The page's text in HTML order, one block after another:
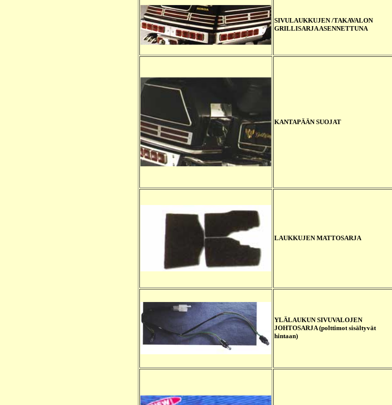
SIVULAUKKUJEN /TAKAVALON
GRILLISARJA ASENNETTUNA
KANTAPÄÄN SUOJAT
LAUKKUJEN MATTOSARJA
YLÄLAUKUN SIVUVALOJEN
JOHTOSARJA (polttimot sisältyvät
hintaan)